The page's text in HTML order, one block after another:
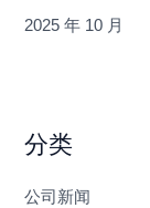
2025 年 10 月
分类
公司新闻